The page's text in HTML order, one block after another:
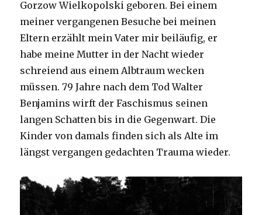
Gorzow Wielkopolski geboren. Bei einem
meiner vergangenen Besuche bei meinen
Eltern erzählt mein Vater mir beiläufig, er
habe meine Mutter in der Nacht wieder
schreiend aus einem Albtraum wecken
müssen. 79 Jahre nach dem Tod Walter
Benjamins wirft der Faschismus seinen
langen Schatten bis in die Gegenwart. Die
Kinder von damals finden sich als Alte im
längst vergangen gedachten Trauma wieder.